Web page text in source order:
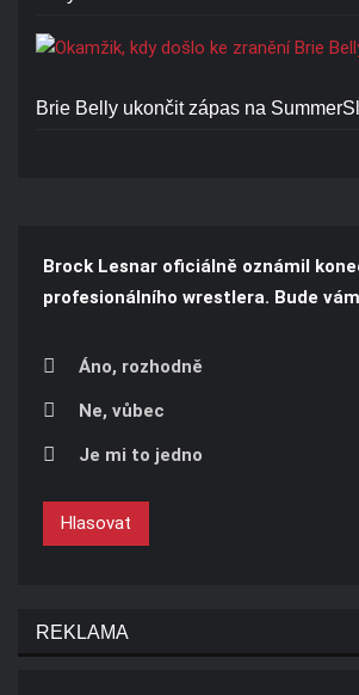
Brie Belly ukončit zápas na
Brock Lesnar oficiálně oznámil
profesionálního wrestlera. Bude
Áno, rozhodně
Ne, vůbec
Je mi to jedno
Hlasovat
REKLAMA